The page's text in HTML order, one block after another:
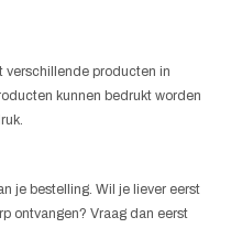
verschillende producten in
kunnen bedrukt worden
je bestelling. Wil je liever eerst
ontvangen? Vraag dan eerst